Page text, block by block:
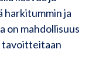
harkitummin ja
on mahdollisuus
tavoitteitaan